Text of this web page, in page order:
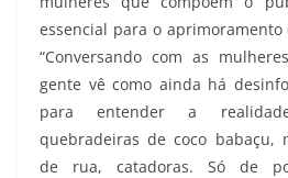
essencial para o
“Conversando com as
gente vê como ainda há
para entender a
quebradeiras de coco babaçu,
de rua, catadoras. Só de